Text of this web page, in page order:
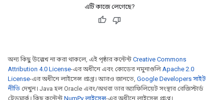
এটি কাজে লেগেছে?
অন্য কিছু উল্লেখ না করা থাকলে, এই পৃষ্ঠার কন্টেন্ট Creative Commons
Attribution 4.0 License-এর অধীনে এবং কোডের নমুনাগুলিApache 2.0
License-এর অধীনে লাইসেন্স প্রাপ্ত। আরও জানতে, Google Developers সাইট
নীতি দেখুন। Java হল Oracle এবং/অথবা তার অ্যাফিলিয়েট সংস্থার রেজিস্টার্ড
ট্রেডমার্ক। কিছু কন্টেন্ট NumPy লাইসেন্স-এর অধীনে লাইসেন্স প্রাপ্ত।